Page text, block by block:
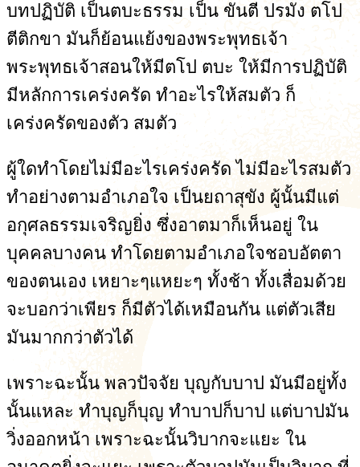
บทปฏิบัติ เป็นตบะธรรม เป็น ขันตี ปรมัง ตโป
ตีติกขา มันก็ย้อนแย้งของพระพุทธเจ้า
พระพุทธเจ้าสอนให้มีตโป ตบะ ให้มีการปฏิบัติ
มีหลักการเคร่งครัด ทำอะไรให้สมตัว ก็
เคร่งครัดของตัว สมตัว
ผู้ใดทำโดยไม่มีอะไรเคร่งครัด ไม่มีอะไรสมตัว
ทำอย่างตามอำเภอใจ เป็นยถาสุขัง ผู้นั้นมีแต่
อกุศลธรรมเจริญยิ่ง ซึ่งอาตมาก็เห็นอยู่ ใน
บุคคลบางคน ทำโดยตามอำเภอใจชอบอัตตา
ของตนเอง เหยาะๆแหยะๆ ทั้งช้า ทั้งเสื่อมด้วย
จะบอกว่าเพียร ก็มีตัวได้เหมือนกัน แต่ตัวเสีย
มันมากกว่าตัวได้
เพราะฉะนั้น พลวปัจจัย บุญกับบาป มันมีอยู่ทั้ง
นั้นแหละ ทำบุญก็บุญ ทำบาปก็บาป แต่บาปมัน
วิ่งออกหน้า เพราะฉะนั้นวิบากจะแยะ ใน